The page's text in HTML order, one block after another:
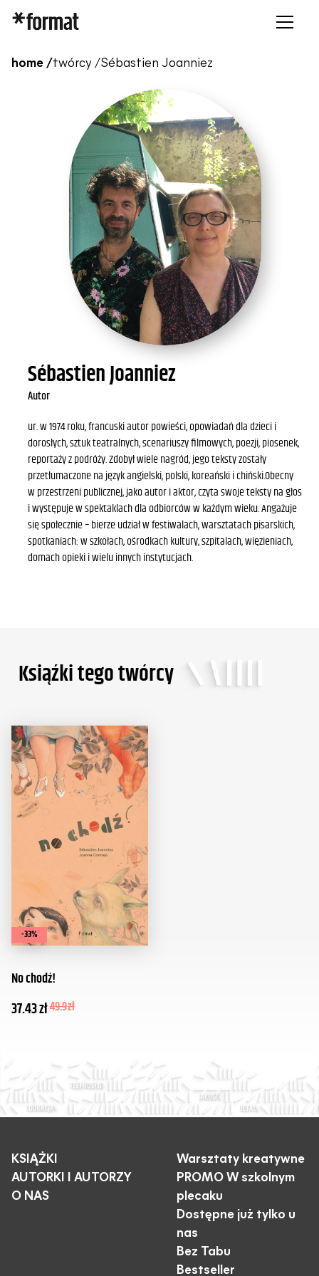
home /twórcy /Sébastien Joanniez
Sébastien Joanniez
Autor
ur. w 1974 roku, francuski autor powieści, opowiadań dla dzieci i
dorosłych, sztuk teatralnych, scenariuszy filmowych, poezji, piosenek,
reportaży z podróży. Zdobył wiele nagród, jego teksty zostały
przetłumaczone na język angielski, polski, koreański i chiński.Obecny
w przestrzeni publicznej, jako autor i aktor, czyta swoje teksty na głos
i występuje w spektaklach dla odbiorców w każdym wieku. Angażuje
się społecznie – bierze udział w festiwalach, warsztatach pisarskich,
spotkaniach: w szkołach, ośrodkach kultury, szpitalach, więzieniach,
domach opieki i wielu innych instytucjach.
Ksiąźki tego twórcy
-33%
No chodź!
37.43zł49.9zł
KSIĄŻKI
AUTORKI I AUTORZY
O NAS
Warsztaty kreatywne
PROMO W szkolnym
plecaku
Dostępne już tylko u
nas
Bez Tabu
Bestseller